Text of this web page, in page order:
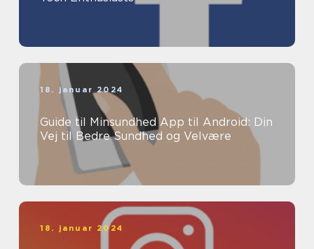
18. januar 2024
Guide til Minsundhed App til Android: Din
Vej til Bedre Sundhed og Velvære
18. januar 2024